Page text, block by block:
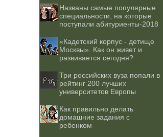
Названы самые популярные
специальности, на которые
поступали абитуриенты-2018
«Кадетский корпус - детище
Москвы». Как он живет и
развивается сегодня?
Три российских вуза попали в
рейтинг 200 лучших
университетов Европы
Как правильно делать
домашние задания с
ребенком